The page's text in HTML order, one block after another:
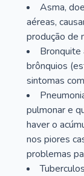
Asma,
aéreas,
produção de
Bronquite
brônquios
sintomas
pulmonar e
haver o
nos piores
problemas